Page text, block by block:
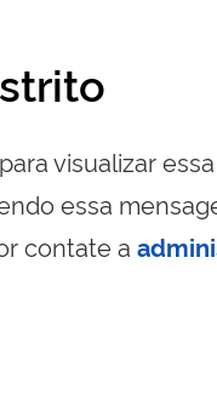
visualizar
essa
contate a